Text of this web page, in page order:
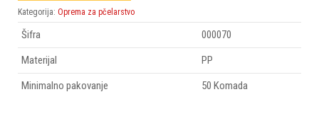
Kategorija: Oprema za pčelarstvo
Šifra
000070
Materijal
PP
Minimalno pakovanje
50 Komada